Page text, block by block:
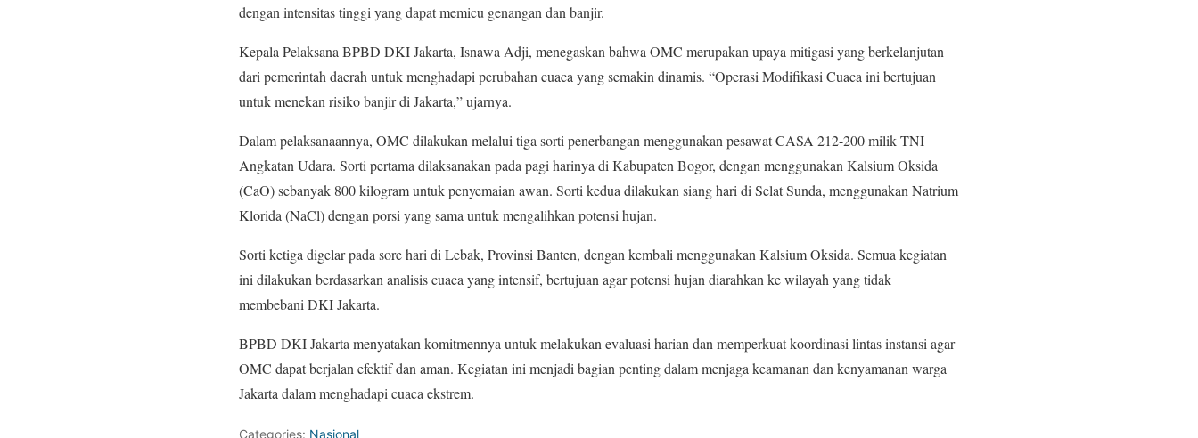
dengan intensitas tinggi yang dapat memicu genangan dan banjir.
Kepala Pelaksana BPBD DKI Jakarta, Isnawa Adji, menegaskan bahwa OMC merupakan upaya mitigasi yang berkelanjutan
dari pemerintah daerah untuk menghadapi perubahan cuaca yang semakin dinamis. “Operasi Modifikasi Cuaca ini bertujuan
untuk menekan risiko banjir di Jakarta,” ujarnya.
Dalam pelaksanaannya, OMC dilakukan melalui tiga sorti penerbangan menggunakan pesawat CASA 212-200 milik TNI
Angkatan Udara. Sorti pertama dilaksanakan pada pagi harinya di Kabupaten Bogor, dengan menggunakan Kalsium Oksida
(CaO) sebanyak 800 kilogram untuk penyemaian awan. Sorti kedua dilakukan siang hari di Selat Sunda, menggunakan Natrium
Klorida (NaCl) dengan porsi yang sama untuk mengalihkan potensi hujan.
Sorti ketiga digelar pada sore hari di Lebak, Provinsi Banten, dengan kembali menggunakan Kalsium Oksida. Semua kegiatan
ini dilakukan berdasarkan analisis cuaca yang intensif, bertujuan agar potensi hujan diarahkan ke wilayah yang tidak
membebani DKI Jakarta.
BPBD DKI Jakarta menyatakan komitmennya untuk melakukan evaluasi harian dan memperkuat koordinasi lintas instansi agar
OMC dapat berjalan efektif dan aman. Kegiatan ini menjadi bagian penting dalam menjaga keamanan dan kenyamanan warga
Jakarta dalam menghadapi cuaca ekstrem.
Categories: Nasional